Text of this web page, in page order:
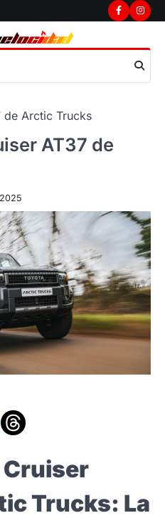
Facebook
de Arctic Trucks
AT37 de
Cruiser
Trucks: La